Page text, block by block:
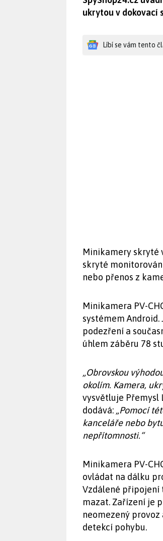
ukrytou v dokovací
Líbí se vám tento
Minikamery skryté
skryté
nebo přenos z
Minikamera PV-
systémem
podezření a
úhlem záběru 78
„Obrovskou
okolím. Kamera,
vysvětluje Přemysl
dodává: „Pomocí
kanceláře nebo
nepřítomnosti.“
Minikamera PV-
ovládat na dálku
Vzdálené připojení
mazat. Zařízení je
neomezený
detekcí pohybu.